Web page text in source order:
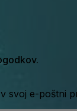
svoj e-poštni